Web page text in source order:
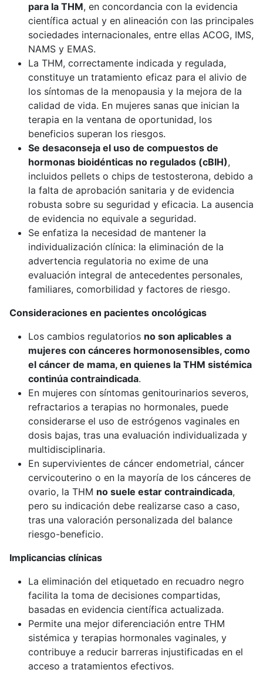
para la THM, en concordancia con la evidencia
científica actual y en alineación con las principales
sociedades internacionales, entre ellas ACOG, IMS,
NAMS y EMAS.
La THM, correctamente indicada y regulada,
constituye un tratamiento eficaz para el alivio de
los síntomas de la menopausia y la mejora de la
calidad de vida. En mujeres sanas que inician la
terapia en la ventana de oportunidad, los
beneficios superan los riesgos.
Se desaconseja el uso de compuestos de
hormonas bioidénticas no regulados (cBIH),
incluidos pellets o chips de testosterona, debido a
la falta de aprobación sanitaria y de evidencia
robusta sobre su seguridad y eficacia. La ausencia
de evidencia no equivale a seguridad.
Se enfatiza la necesidad de mantener la
individualización clínica: la eliminación de la
advertencia regulatoria no exime de una
evaluación integral de antecedentes personales,
familiares, comorbilidad y factores de riesgo.
Consideraciones en pacientes oncológicas
Los cambios regulatorios no son aplicables a
mujeres con cánceres hormonosensibles, como
el cáncer de mama, en quienes la THM sistémica
continúa contraindicada.
En mujeres con síntomas genitourinarios severos,
refractarios a terapias no hormonales, puede
considerarse el uso de estrógenos vaginales en
dosis bajas, tras una evaluación individualizada y
multidisciplinaria.
En supervivientes de cáncer endometrial, cáncer
cervicouterino o en la mayoría de los cánceres de
ovario, la THM no suele estar contraindicada,
pero su indicación debe realizarse caso a caso,
tras una valoración personalizada del balance
riesgo-beneficio.
Implicancias clínicas
La eliminación del etiquetado en recuadro negro
facilita la toma de decisiones compartidas,
basadas en evidencia científica actualizada.
Permite una mejor diferenciación entre THM
sistémica y terapias hormonales vaginales, y
contribuye a reducir barreras injustificadas en el
acceso a tratamientos efectivos.